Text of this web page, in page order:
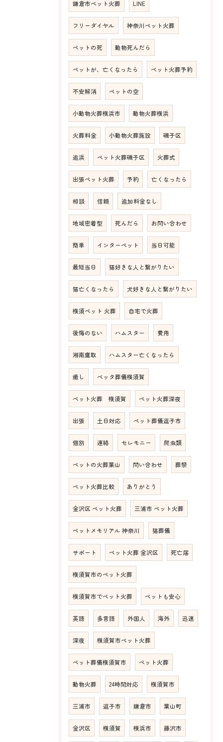
鎌倉市ペット火葬 LINE
フリーダイヤル 神奈川ペット火葬
ペットの死 動物死んだら
ペットが、亡くなったら ペット火葬予約
不安解消 ペットの空
小動物火葬横浜市 動物火葬横浜
火葬料金 小動物火葬施設 磯子区
追浜 ペット火葬磯子区 火葬式
出張ペット火葬 予約 亡くなったら
相談 信頼 追加料金なし
地域密着型 死んだら お問い合わせ
簡単 インターペット 当日可能
最短当日 猫好きな人と繋がりたい
猫亡くなったら 犬好きな人と繋がりたい
横須ペット 火葬 自宅で火葬
後悔のない ハムスター 費用
湘南鷹取 ハムスター亡くなったら
癒し ペッタ葬儀横須賀
ペット火葬 横須賀 ペット火葬深夜
出張 土日対応 ペット葬儀逗子市
個別 連絡 セレモニー 爬虫類
ペットの火葬葉山 問い合わせ 葬祭
ペット火葬比較 ありがとう
金沢区 ペット火葬 三浦市 ペット火葬
ペットメモリアル 神奈川 猫葬儀
サポート ペット火葬 金沢区 死亡届
横須賀市のペット火葬
横須賀市でペット火葬 ペットも安心
英語 多言語 外国人 海外 迅速
深夜 横須賀市ペット火葬
ペット葬儀横須賀市 ペット火葬
動物火葬 24時間対応 横須賀市
三浦市 逗子市 鎌倉市 葉山町
金沢区 横須賀 横浜市 藤沢市